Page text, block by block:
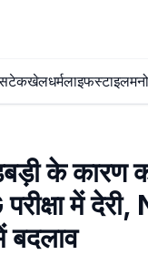
टेकखेलधर्मलाइफस्टाइल
के कारण
में
बदलाव